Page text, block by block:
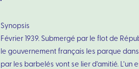
Synopsis
Février 1939. Submergé par le flot de
le gouvernement français les parque
par les barbelés vont se lier d’amitié.